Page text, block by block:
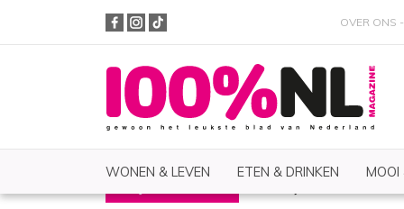
OVER ONS
WONEN & LEVEN ETEN & DRINKEN MOOI